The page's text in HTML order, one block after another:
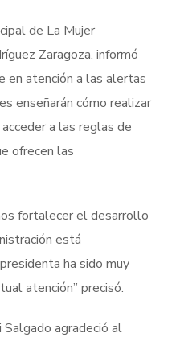
de La Mujer
Zaragoza, informó
en atención a las alertas
enseñarán cómo realizar
a las reglas de
ofrecen las
fortalecer el desarrollo
está
ha sido muy
atención” precisó.
Salgado agradeció al